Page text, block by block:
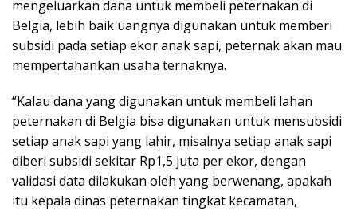
mengeluarkan dana untuk membeli peternakan di
Belgia, lebih baik uangnya digunakan untuk memberi
subsidi pada setiap ekor anak sapi, peternak akan mau
mempertahankan usaha ternaknya.
“Kalau dana yang digunakan untuk membeli lahan
peternakan di Belgia bisa digunakan untuk mensubsidi
setiap anak sapi yang lahir, misalnya setiap anak sapi
diberi subsidi sekitar Rp1,5 juta per ekor, dengan
validasi data dilakukan oleh yang berwenang, apakah
itu kepala dinas peternakan tingkat kecamatan,